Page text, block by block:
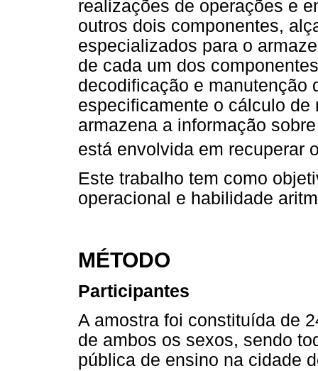
realizações de operações e
outros dois componentes,
especializados para o
de cada um dos
decodificação e manutenção
especificamente o cálculo
armazena a informação
está envolvida em recuperar
Este trabalho tem como
operacional e habilidade
MÉTODO
Participantes
A amostra foi constituída de
de ambos os sexos, sendo
pública de ensino na cidade